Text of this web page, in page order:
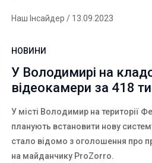
Наш Інсайдер / 13.09.2023
НОВИНИ
У Володимирі на
відеокамери за 418
У місті Володимир на території
планують встановити нову
стало відомо з оголошення про
на майданчику ProZorro.